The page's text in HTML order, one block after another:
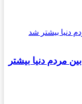
بعد از جنگ ۱۲ روزه بین مردم دنیا بیشتر